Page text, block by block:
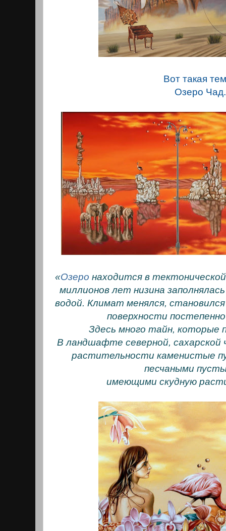
Вот такая
Озеро Чад.
«Озеро находится в
миллионов лет низина
водой. Климат менялся,
поверхности
Здесь много тайн, которые
В ландшафте северной,
растительности каменистые
песчаными
имеющими скудную